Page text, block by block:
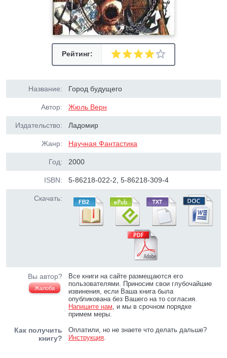
Рейтинг:
Название: Город будущего
Автор: Жюль Верн
Издательство: Ладомир
Жанр: Научная Фантастика
Год: 2000
ISBN: 5-86218-022-2, 5-86218-309-4
Скачать:
Вы автор?
Жалоба
Все книги на сайте размещаются его
пользователями. Приносим свои глубочайшие
извинения, если Ваша книга была
опубликована без Вашего на то согласия.
Напишите нам, и мы в срочном порядке
примем меры.
Как получить
книгу?
Оплатили, но не знаете что делать дальше?
Инструкция.